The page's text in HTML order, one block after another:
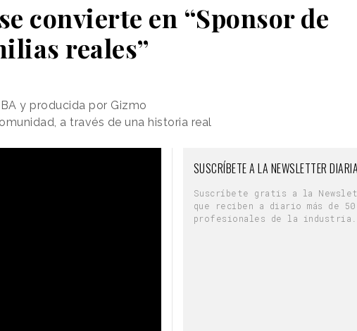
convierte en “Sponsor de
reales”
y producida por Gizmo
a través de una historia real
SUSCRÍBETE A LA NEWSLETTER
Suscríbete gratis a la
que reciben a diario más de
profesionales de la industria.